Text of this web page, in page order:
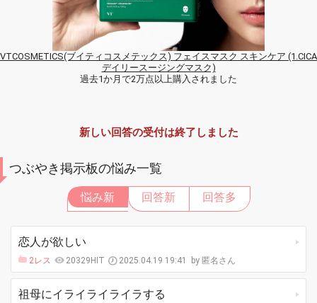
VTCOSMETICS(ブイティコスメテックス) フェイスマスク スキンケア (1.CICA
デイリースージングマスク)
過去1か月で2万点以上購入されました
新しい回答の受付は終了しました
つぶやき掲示板の悩み一覧
悩み新 回答新 回答多
恋人が欲しい
2レス 20329HIT 2025.04.19 19:41 匿名さん
祖母にイライライライラする